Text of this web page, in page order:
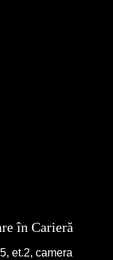
în Carieră
et.2, camera